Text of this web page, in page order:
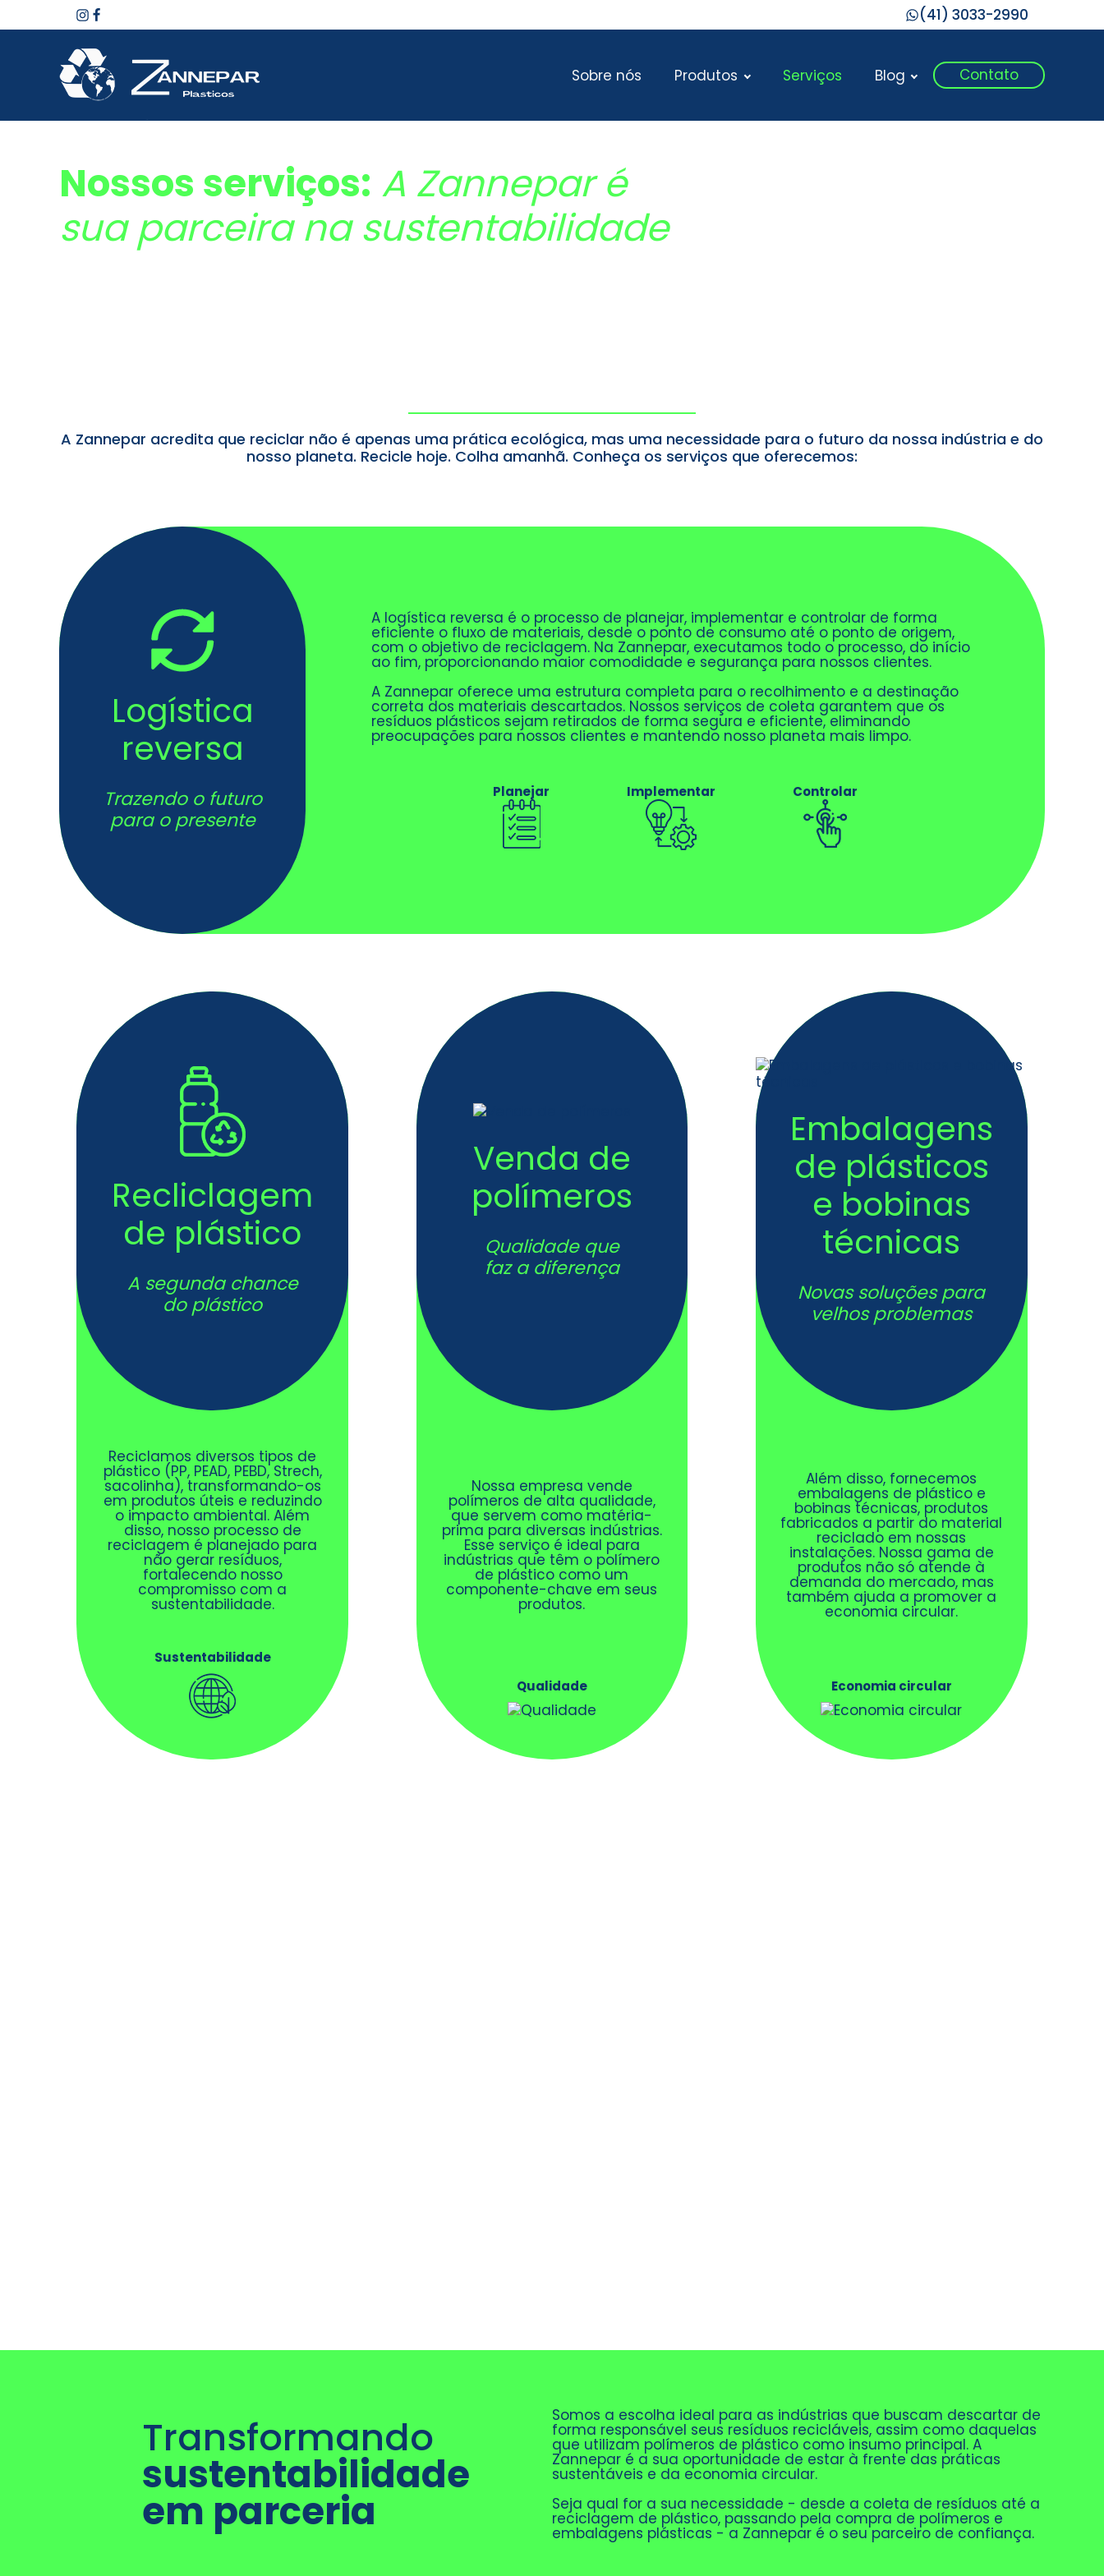
(41) 3033-2990
Sobre nós Produtos Serviços Blog Contato
Nossos serviços: A Zannepar é
sua parceira na sustentabilidade
A Zannepar acredita que reciclar não é apenas uma prática ecológica, mas uma necessidade para o futuro da nossa indústria e do
nosso planeta. Recicle hoje. Colha amanhã. Conheça os serviços que oferecemos:
Logística
reversa
Trazendo o futuro
para o presente
A logística reversa é o processo de planejar, implementar e controlar de forma
eficiente o fluxo de materiais, desde o ponto de consumo até o ponto de origem,
com o objetivo de reciclagem. Na Zannepar, executamos todo o processo, do início
ao fim, proporcionando maior comodidade e segurança para nossos clientes.
A Zannepar oferece uma estrutura completa para o recolhimento e a destinação
correta dos materiais descartados. Nossos serviços de coleta garantem que os
resíduos plásticos sejam retirados de forma segura e eficiente, eliminando
preocupações para nossos clientes e mantendo nosso planeta mais limpo.
Planejar Implementar Controlar
Recliclagem
de plástico
A segunda chance
do plástico
Reciclamos diversos tipos de
plástico (PP, PEAD, PEBD, Strech,
sacolinha), transformando-os
em produtos úteis e reduzindo
o impacto ambiental. Além
disso, nosso processo de
reciclagem é planejado para
não gerar resíduos,
fortalecendo nosso
compromisso com a
sustentabilidade.
Sustentabilidade
Venda de
polímeros
Qualidade que
faz a diferença
Nossa empresa vende
polímeros de alta qualidade,
que servem como matéria-
prima para diversas indústrias.
Esse serviço é ideal para
indústrias que têm o polímero
de plástico como um
componente-chave em seus
produtos.
Qualidade
Embalagens
de plásticos
e bobinas
técnicas
Novas soluções para
velhos problemas
Além disso, fornecemos
embalagens de plástico e
bobinas técnicas, produtos
fabricados a partir do material
reciclado em nossas
instalações. Nossa gama de
produtos não só atende à
demanda do mercado, mas
também ajuda a promover a
economia circular.
Economia circular
Transformando
sustentabilidade
em parceria
Somos a escolha ideal para as indústrias que buscam descartar de
forma responsável seus resíduos recicláveis, assim como daquelas
que utilizam polímeros de plástico como insumo principal. A
Zannepar é a sua oportunidade de estar à frente das práticas
sustentáveis e da economia circular.
Seja qual for a sua necessidade - desde a coleta de resíduos até a
reciclagem de plástico, passando pela compra de polímeros e
embalagens plásticas - a Zannepar é o seu parceiro de confiança.